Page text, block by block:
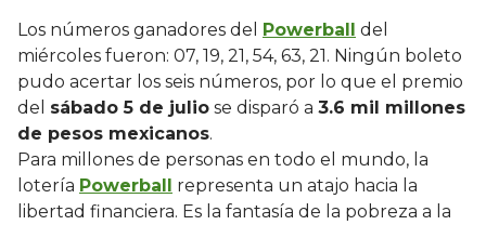
Los números ganadores del Powerball del
miércoles fueron: 07, 19, 21, 54, 63, 21. Ningún boleto
pudo acertar los seis números, por lo que el premio
del sábado 5 de julio se disparó a 3.6 mil millones
de pesos mexicanos.
Para millones de personas en todo el mundo, la
lotería Powerball representa un atajo hacia la
libertad financiera. Es la fantasía de la pobreza a la